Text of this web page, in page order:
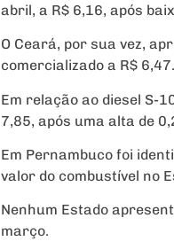
abril, a R$ 6,16, após
O Ceará, por sua vez,
comercializado a R$ 6,47.
Em relação ao diesel S-
7,85, após uma alta de
Em Pernambuco foi
valor do combustível no
Nenhum Estado
março.